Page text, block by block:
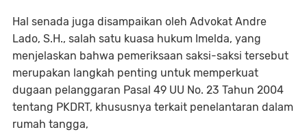
Hal senada juga disampaikan oleh Advokat Andre
Lado, S.H., salah satu kuasa hukum Imelda, yang
menjelaskan bahwa pemeriksaan saksi-saksi tersebut
merupakan langkah penting untuk memperkuat
dugaan pelanggaran Pasal 49 UU No. 23 Tahun 2004
tentang PKDRT, khususnya terkait penelantaran dalam
rumah tangga,